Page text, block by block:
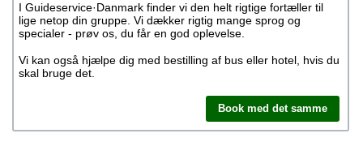
I Guideservice·Danmark finder vi den helt rigtige fortæller til
lige netop din gruppe. Vi dækker rigtig mange sprog og
specialer - prøv os, du får en god oplevelse.
Vi kan også hjælpe dig med bestilling af bus eller hotel, hvis du
skal bruge det.
Book med det samme